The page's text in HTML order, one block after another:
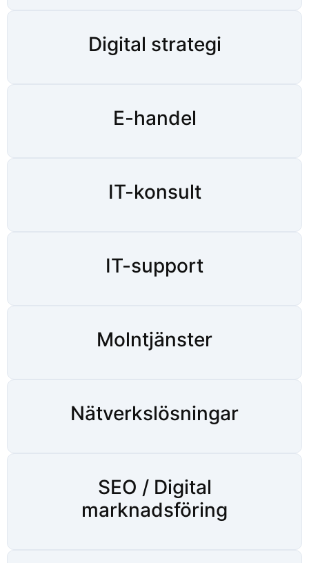
Digital strategi
E-handel
IT-konsult
IT-support
Molntjänster
Nätverkslösningar
SEO / Digital
marknadsföring